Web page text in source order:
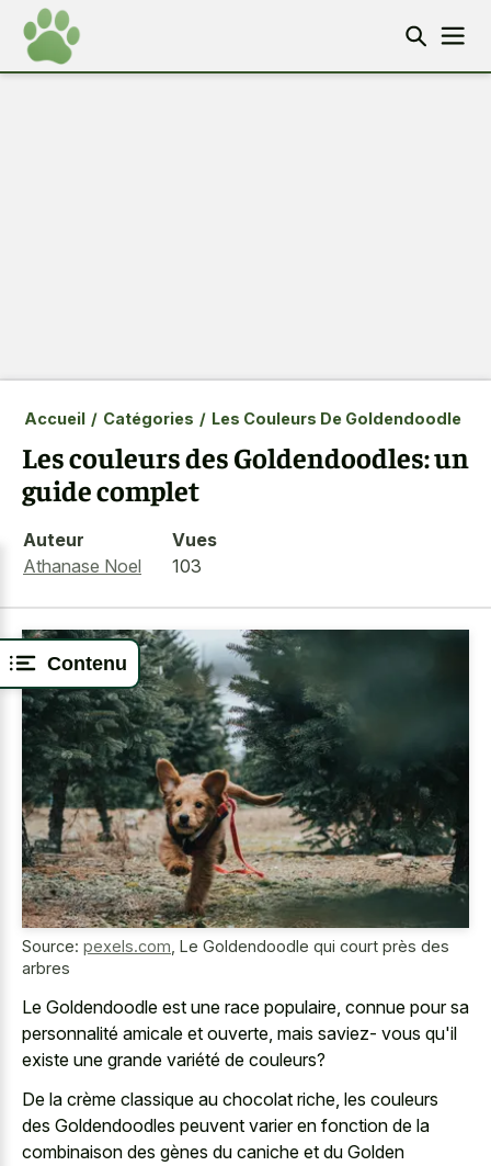
Contenu
Accueil / Catégories / Les Couleurs De Goldendoodle
Les couleurs des Goldendoodles: un
guide complet
Auteur
Athanase Noel
Vues
103
Source: pexels.com Le Goldendoodle qui court près des
arbres
Le Goldendoodle est une race populaire, connue pour sa
personnalité amicale et ouverte, mais saviez- vous qu'il
existe une grande variété de couleurs?
De la crème classique au chocolat riche, les couleurs
des Goldendoodles peuvent varier en fonction de la
combinaison des gènes du caniche et du Golden